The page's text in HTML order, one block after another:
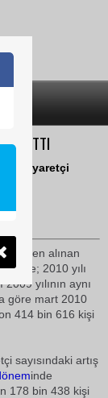
ARTTI
ziyaretçi
alınan
göre; 2010 yılı
yılının aynı
göre mart 2010
414 bin 616 kişi
sayısındaki artış
inde
178 bin 438 kişi